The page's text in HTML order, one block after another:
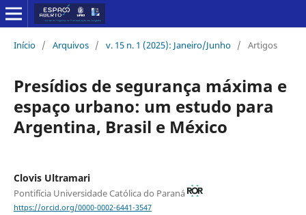
Início / Arquivos / v. 15 n. 1 (2025): Janeiro/Junho / Artigos
Presídios de segurança máxima e
espaço urbano: um estudo para
Argentina, Brasil e México
Clovis Ultramari
Pontifícia Universidade Católica do Paraná
https://orcid.org/0000-0002-6441-3547